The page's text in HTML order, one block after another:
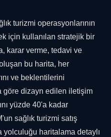
turizmi operasyonlarının
için kullanılan stratejik bir
karar verme, tedavi ve
bu harita, her
ve beklentilerini
göre dizayn edilen iletişim
yüzde 40'a kadar
sağlık turizmi satış
yolculuğu haritalama detaylı